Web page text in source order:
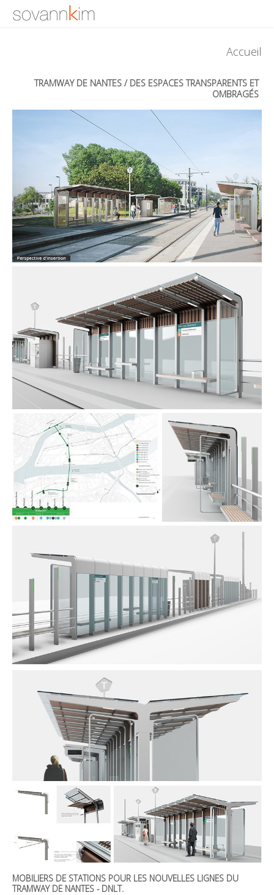
Accueil
TRAMWAY DE NANTES / DES ESPACES TRANSPARENTS ET
OMBRAGÉS
MOBILIERS DE STATIONS POUR LES NOUVELLES LIGNES DU
TRAMWAY DE NANTES - DNLT.